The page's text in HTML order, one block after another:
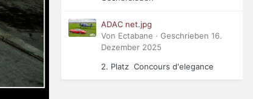
ADAC net.jpg
Von Ectabane · Geschrieben 16.
Dezember 2025
2. Platz Concours d'elegance